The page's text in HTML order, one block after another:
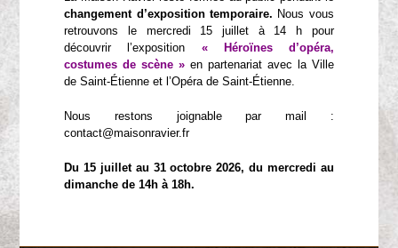
changement d’exposition temporaire. Nous vous
retrouvons le mercredi 15 juillet à 14 h pour
découvrir l’exposition « Héroïnes d’opéra,
costumes de scène » en partenariat avec la Ville
de Saint-Étienne et l’Opéra de Saint-Étienne.
Nous restons joignable par mail :
contact@maisonravier.fr
Du 15 juillet au 31 octobre 2026, du mercredi au
dimanche de 14h à 18h.